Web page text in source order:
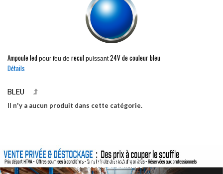
Ampoule led pour feu de recul puissant24V de couleur bleu
Détails
BLEU
Il n'y a aucun produit dans cette catégorie.
ACTIONS SPÉCIALES